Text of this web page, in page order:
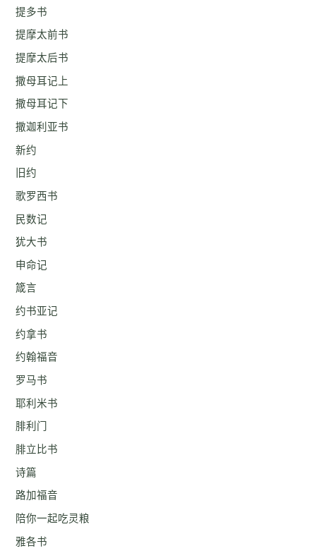
提多书
提摩太前书
提摩太后书
撒母耳记上
撒母耳记下
撒迦利亚书
新约
旧约
歌罗西书
民数记
犹大书
申命记
箴言
约书亚记
约拿书
约翰福音
罗马书
耶利米书
腓利门
腓立比书
诗篇
路加福音
陪你一起吃灵粮
雅各书